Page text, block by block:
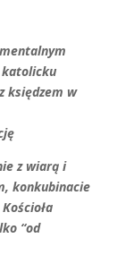
katolicku
księdzem w
z wiarą i
konkubinacie
“od